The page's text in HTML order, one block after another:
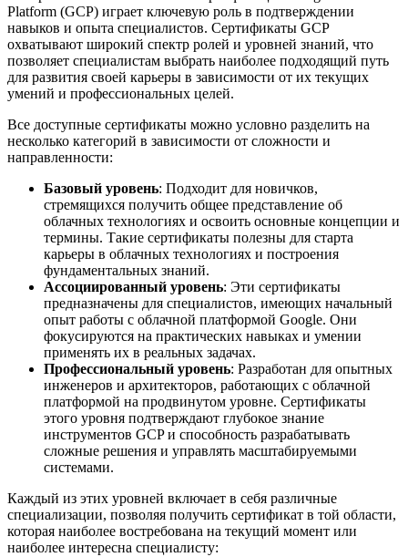
Platform (GCP) играет ключевую роль в подтверждении
навыков и опыта специалистов. Сертификаты GCP
охватывают широкий спектр ролей и уровней знаний, что
позволяет специалистам выбрать наиболее подходящий путь
для развития своей карьеры в зависимости от их текущих
умений и профессиональных целей.
Все доступные сертификаты можно условно разделить на
несколько категорий в зависимости от сложности и
направленности:
Базовый уровень: Подходит для новичков,
стремящихся получить общее представление об
облачных технологиях и освоить основные концепции и
термины. Такие сертификаты полезны для старта
карьеры в облачных технологиях и построения
фундаментальных знаний.
Ассоциированный уровень: Эти сертификаты
предназначены для специалистов, имеющих начальный
опыт работы с облачной платформой Google. Они
фокусируются на практических навыках и умении
применять их в реальных задачах.
Профессиональный уровень: Разработан для опытных
инженеров и архитекторов, работающих с облачной
платформой на продвинутом уровне. Сертификаты
этого уровня подтверждают глубокое знание
инструментов GCP и способность разрабатывать
сложные решения и управлять масштабируемыми
системами.
Каждый из этих уровней включает в себя различные
специализации, позволяя получить сертификат в той области,
которая наиболее востребована на текущий момент или
наиболее интересна специалисту: